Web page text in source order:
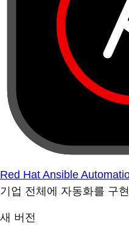
Red Hat Ansible
기업 전체에 자동화를 구
새 버전